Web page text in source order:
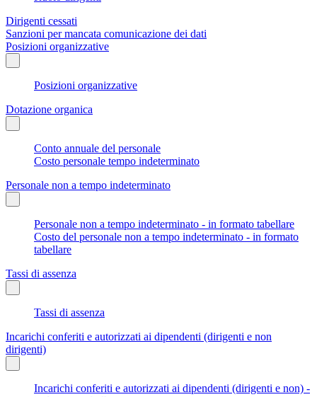
Dirigenti cessati
Sanzioni per mancata comunicazione dei dati
Posizioni organizzative
Posizioni organizzative
Dotazione organica
Conto annuale del personale
Costo personale tempo indeterminato
Personale non a tempo indeterminato
Personale non a tempo indeterminato - in formato tabellare
Costo del personale non a tempo indeterminato - in formato
tabellare
Tassi di assenza
Tassi di assenza
Incarichi conferiti e autorizzati ai dipendenti (dirigenti e non
dirigenti)
Incarichi conferiti e autorizzati ai dipendenti (dirigenti e non) -